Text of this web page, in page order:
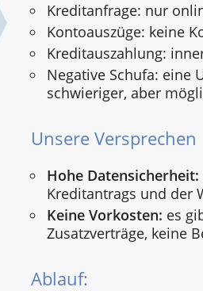
Kreditanfrage: nur
Kontoauszüge: keine
Kreditauszahlung:
Negative Schufa: eine
schwieriger, aber
Unsere Versprechen
Hohe Datensicherheit:
Kreditantrags und der
Keine Vorkosten: es
Zusatzverträge, keine
Ablauf: